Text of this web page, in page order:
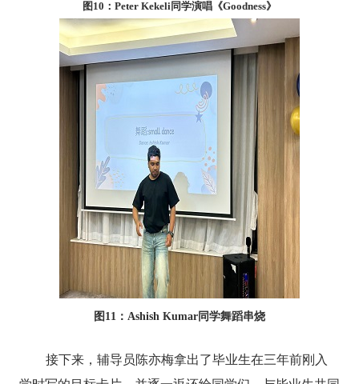
图 10 ： Peter Kekeli 同学演唱《Goodness》
图 11 ： Ashish Kumar 同学舞蹈串烧
接下来，辅导员陈亦梅拿出了毕业生在三年前刚入